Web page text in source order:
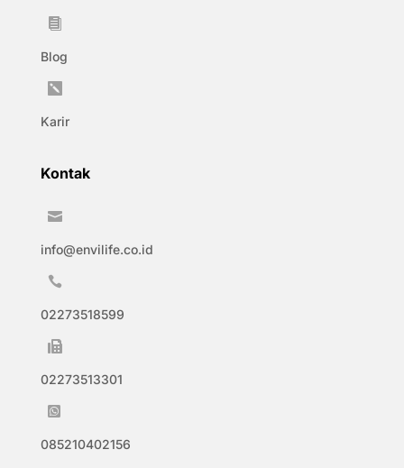

Blog

Karir
Kontak

info@envilife.co.id

02273518599

02273513301

085210402156